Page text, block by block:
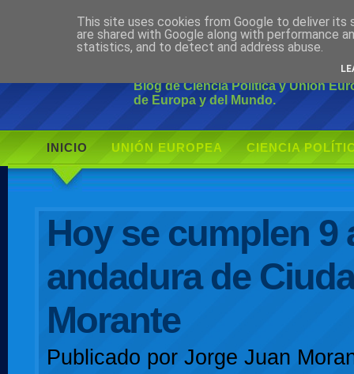
Ciudadano
Blog de Ciencia Política y Unión
de Europa y del Mundo.
INICIO UNIÓN EUROPEA CIENCIA
Hoy se cumplen 9
andadura de
Morante
Publicado por Jorge Juan
This site uses cookies from Google to deliver its
are shared with Google along with performance
statistics, and to detect and address abuse.